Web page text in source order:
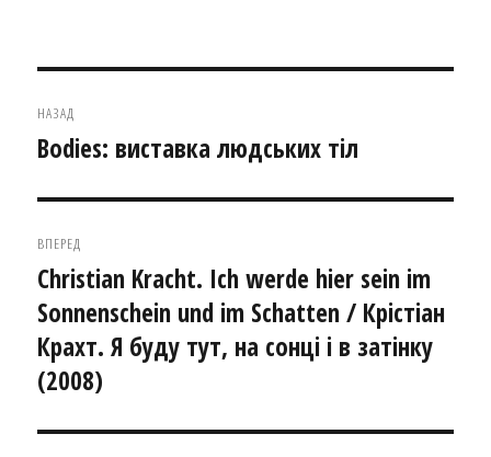
записів
НАЗАД
Попередній
Bodies: виставка людських тіл
ВПЕРЕД
Наступний
запис:
Christian Kracht. Ich werde hier sein im
Sonnenschein und im Schatten / Крістіан
Крахт. Я буду тут, на сонці і в затінку
(2008)